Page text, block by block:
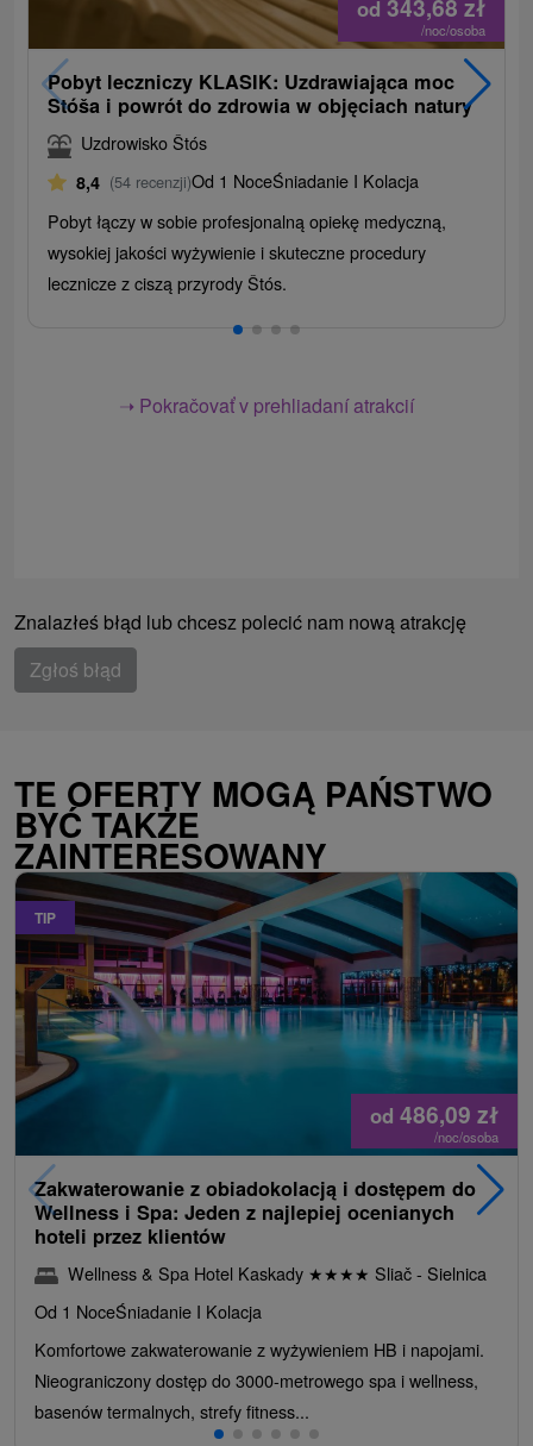
od 343,68zł
/noc/osoba
Pobyt leczniczy KLASIK: Uzdrawiająca moc
Stóša i powrót do zdrowia w objęciach natury
Uzdrowisko Štós
8,4 (54 recenzji)Od 1 NoceŚniadanie I Kolacja
Pobyt łączy w sobie profesjonalną opiekę medyczną,
wysokiej jakości wyżywienie i skuteczne procedury
lecznicze z ciszą przyrody Štós.
➝ Pokračovať v prehliadaní atrakcií
Znalazłeś błąd lub chcesz polecić nam nową atrakcję
Zgłoś błąd
TE OFERTY MOGĄ PAŃSTWO
BYĆ TAKŻE
ZAINTERESOWANY
TIP
od 486,09 zł
/noc/osoba
Zakwaterowanie z obiadokolacją i dostępem do
Wellness i Spa: Jeden z najlepiej ocenianych
hoteli przez klientów
Wellness & Spa Hotel Kaskady ★★★★ Sliač - Sielnica
Od 1 NoceŚniadanie I Kolacja
Komfortowe zakwaterowanie z wyżywieniem HB i napojami.
Nieograniczony dostęp do 3000-metrowego spa i wellness,
basenów termalnych, strefy fitness...